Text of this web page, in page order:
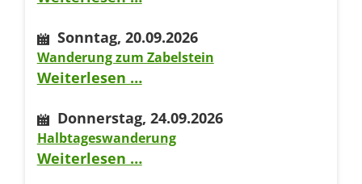
Sonntag, 20.09.2026
Wanderung zum Zabelstein
Weiterlesen …Wanderung
Zabelstein
Donnerstag, 24.09.2026
Halbtageswanderung
Weiterlesen …Halbtageswanderung